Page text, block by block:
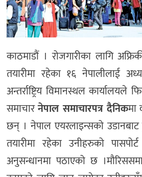
काठमाडौं । रोजगारीका लागि
तयारीमा रहेका १६ नेपालीलाई
अन्तर्राष्ट्रिय विमानस्थल कार्यालयले
समाचारनेपाल समाचारपत्र दैनिक
छन् । नेपाल एयरलाइन्सको
तयारीमा रहेका उनीहरुको
अनुसन्धानमा पठाएको छ